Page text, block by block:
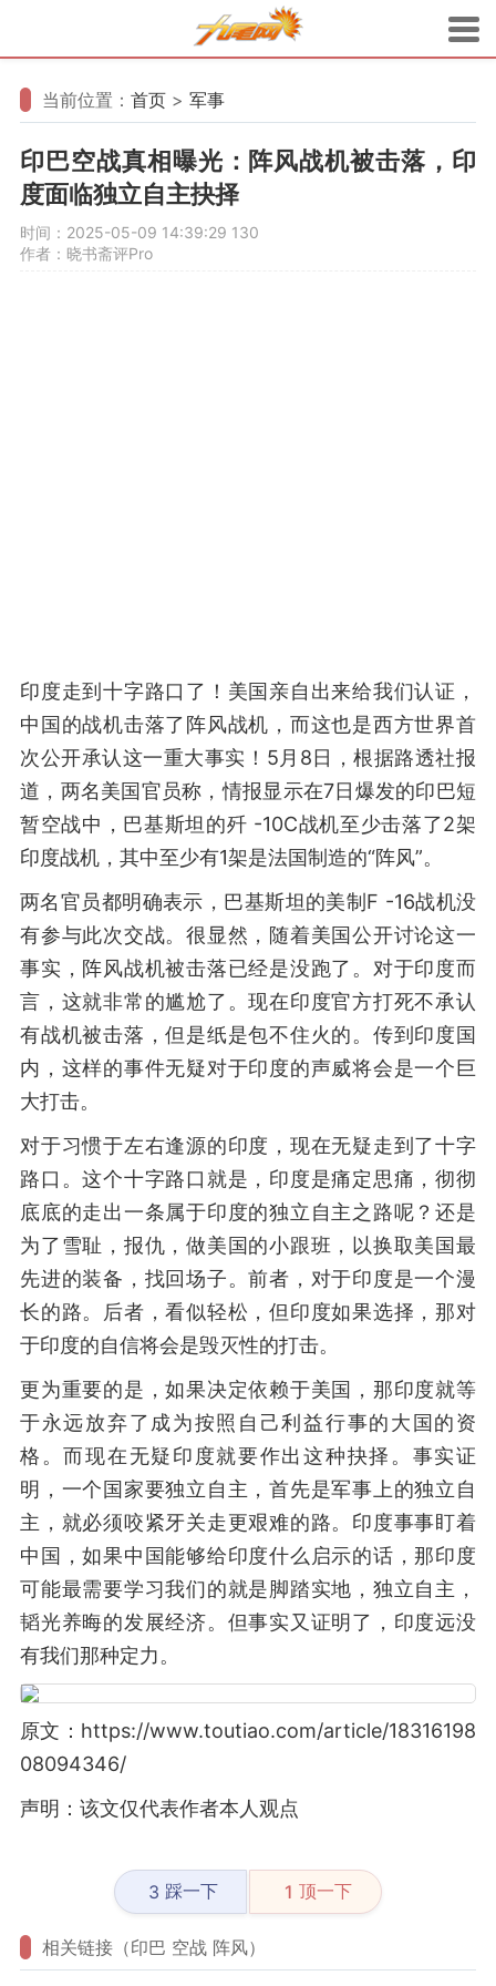
当前位置： 首页 > 军事
印巴空战真相曝光：阵风战机被击落，印
度面临独立自主抉择
时间：2025-05-09 14:39:29 130
作者：晓书斋评Pro
印度走到十字路口了！美国亲自出来给我们认证，
中国的战机击落了阵风战机，而这也是西方世界首
次公开承认这一重大事实！5月8日，根据路透社报
道，两名美国官员称，情报显示在7日爆发的印巴短
暂空战中，巴基斯坦的歼 -10C战机至少击落了2架
印度战机，其中至少有1架是法国制造的“阵风”。
两名官员都明确表示，巴基斯坦的美制F -16战机没
有参与此次交战。很显然，随着美国公开讨论这一
事实，阵风战机被击落已经是没跑了。对于印度而
言，这就非常的尴尬了。现在印度官方打死不承认
有战机被击落，但是纸是包不住火的。传到印度国
内，这样的事件无疑对于印度的声威将会是一个巨
大打击。
对于习惯于左右逢源的印度，现在无疑走到了十字
路口。这个十字路口就是，印度是痛定思痛，彻彻
底底的走出一条属于印度的独立自主之路呢？还是
为了雪耻，报仇，做美国的小跟班，以换取美国最
先进的装备，找回场子。前者，对于印度是一个漫
长的路。后者，看似轻松，但印度如果选择，那对
于印度的自信将会是毁灭性的打击。
更为重要的是，如果决定依赖于美国，那印度就等
于永远放弃了成为按照自己利益行事的大国的资
格。而现在无疑印度就要作出这种抉择。事实证
明，一个国家要独立自主，首先是军事上的独立自
主，就必须咬紧牙关走更艰难的路。印度事事盯着
中国，如果中国能够给印度什么启示的话，那印度
可能最需要学习我们的就是脚踏实地，独立自主，
韬光养晦的发展经济。但事实又证明了，印度远没
有我们那种定力。
原文：https://www.toutiao.com/article/18316198
08094346/
声明：该文仅代表作者本人观点
3 踩一下 1 顶一下
相关链接（印巴 空战 阵风）